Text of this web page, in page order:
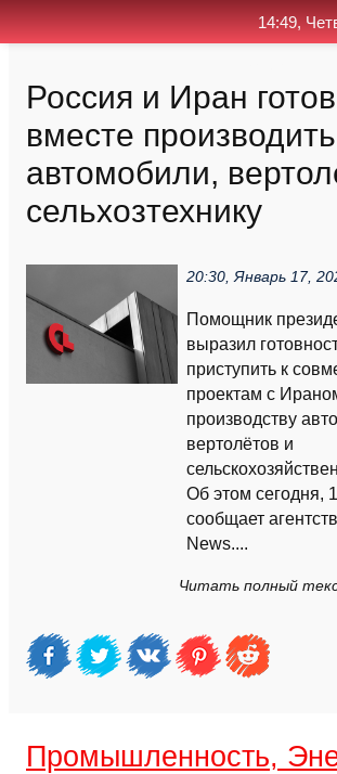
Россия и Иран
вместе производить
автомобили,
сельхозтехнику
20:30, Январь 17,
Помощник
выразил
приступить к
проектам с
производству
вертолётов и
Об этом сегодня,
сообщает
News....
Читать полный
Промышленность,
14:49,